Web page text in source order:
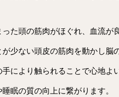
た頭の筋肉がほぐれ、血流が
少ない頭皮の筋肉を動かし脳
により触られることで心地よ
眠の質の向上に繋がります。